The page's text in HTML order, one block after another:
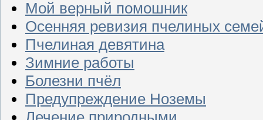
Мой верный помошник
Осенняя ревизия пчелиных
Пчелиная девятина
Зимние работы
Болезни пчёл
Предупреждение Ноземы